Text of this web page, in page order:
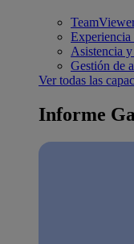
Asistencia
Gestión de
Ver todas las
Informe